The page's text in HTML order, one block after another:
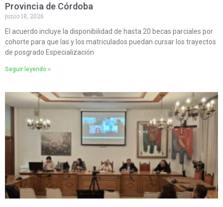
Provincia de Córdoba
junio 18, 2026
El acuerdo incluye la disponibilidad de hasta 20 becas parciales por
cohorte para que las y los matriculados puedan cursar los trayectos
de posgrado Especialización
Seguir leyendo »